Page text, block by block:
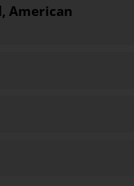
American